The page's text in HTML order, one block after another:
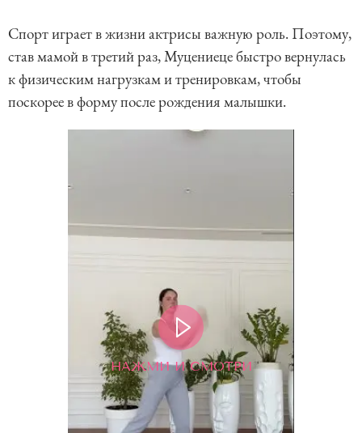
Спорт играет в жизни актрисы важную роль. Поэтому,
став мамой в третий раз, Муцениеце быстро вернулась
к физическим нагрузкам и тренировкам, чтобы
поскорее в форму после рождения малышки.
НАЖМИ И СМОТРИ